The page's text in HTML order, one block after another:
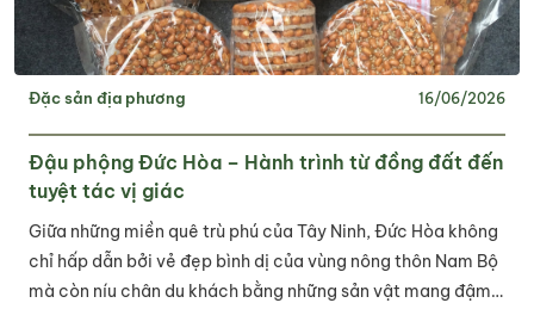
Đặc sản địa phương 16/06/2026
Đậu phộng Đức Hòa – Hành trình từ đồng đất đến
tuyệt tác vị giác
Giữa những miền quê trù phú của Tây Ninh, Đức Hòa không
chỉ hấp dẫn bởi vẻ đẹp bình dị của vùng nông thôn Nam Bộ
mà còn níu chân du khách bằng những sản vật mang đậm